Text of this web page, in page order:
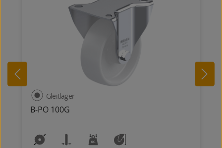
B-PO 100G
Gleitlager